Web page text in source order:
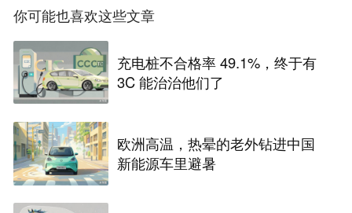
你可能也喜欢这些文章
充电桩不合格率 49.1%，终于有
3C 能治治他们了
欧洲高温，热晕的老外钻进中国
新能源车里避暑